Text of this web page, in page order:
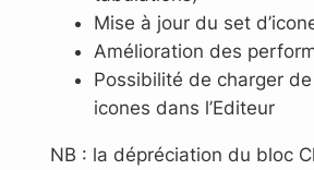
Mise à jour du set
Amélioration des
Possibilité de charger
icones dans l’Editeur
NB : la dépréciation du bloc